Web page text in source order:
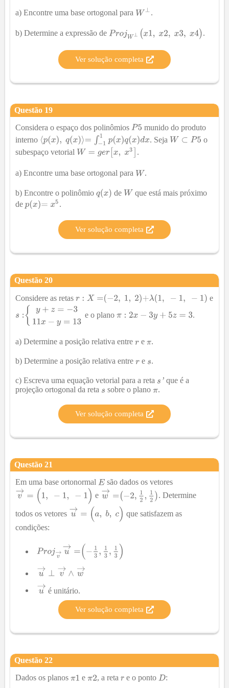
a) Encontre uma base ortogonal para .
b) Determine a expressão de .
Ver solução completa
Questão 19
Considera o espaço dos polinômios
munido do produto
interno
. Seja
o
subespaço vetorial
.
a) Encontre uma base ortogonal para .
b) Encontre o polinômio de
que está mais próximo
de
.
Ver solução completa
Questão 20
Considere as retas
e
e o plano
.
a) Determine a posição relativa entre e .
b) Determine a posição relativa entre e .
c) Escreva uma equação vetorial para a reta
que é a
projeção ortogonal da reta
sobre o plano .
Ver solução completa
Questão 21
Em uma base ortonormal
são dados os vetores
e
. Determine
todos os vetores
que satisfazem as
condições:
é unitário.
Ver solução completa
Questão 22
Dados os planos
e , a reta e o ponto :